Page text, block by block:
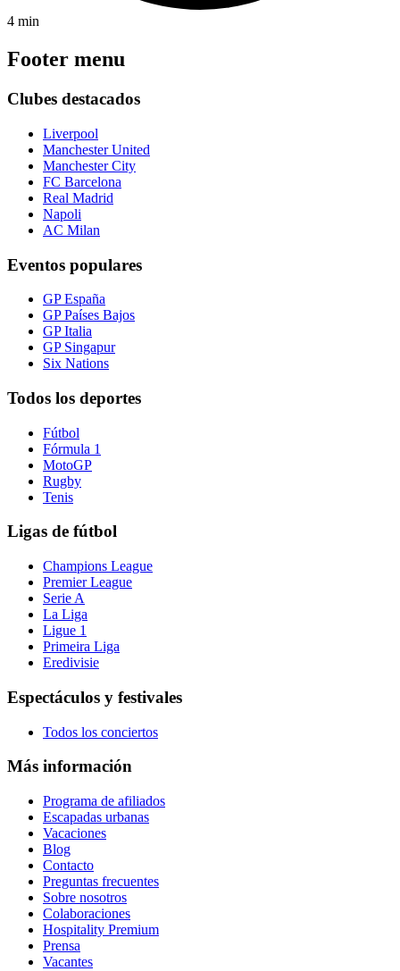
4 min
Footer menu
Clubes destacados
Liverpool
Manchester United
Manchester City
FC Barcelona
Real Madrid
Napoli
AC Milan
Eventos populares
GP España
GP Países Bajos
GP Italia
GP Singapur
Six Nations
Todos los deportes
Fútbol
Fórmula 1
MotoGP
Rugby
Tenis
Ligas de fútbol
Champions League
Premier League
Serie A
La Liga
Ligue 1
Primeira Liga
Eredivisie
Espectáculos y festivales
Todos los conciertos
Más información
Programa de afiliados
Escapadas urbanas
Vacaciones
Blog
Contacto
Preguntas frecuentes
Sobre nosotros
Colaboraciones
Hospitality Premium
Prensa
Vacantes